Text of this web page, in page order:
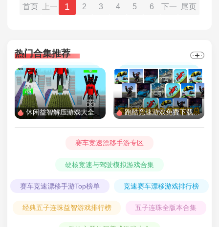
首页
上一
1 2 3 4 5 6
下一
尾页
热门合集推荐
休闲益智解压游戏大全 跑酷竞速游戏免费下载汇总
赛车竞速漂移手游专区
硬核竞速与驾驶模拟游戏合集
赛车竞速漂移手游Top榜单 竞速赛车漂移游戏排行榜
经典五子连珠益智游戏排行榜 五子连珠全版本合集